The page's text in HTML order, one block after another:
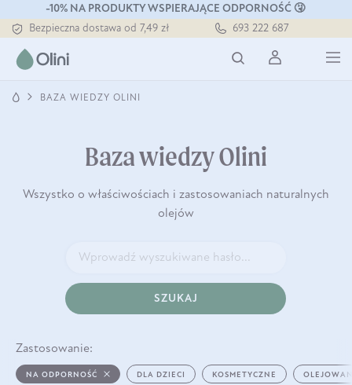
-10% NA PRODUKTY WSPIERAJĄCE ODPORNOŚĆ 🤧
Tłoczony zawsze na zimno
Bezpieczna dostawa od 7,49 zł
Tłoczony zawsze na zimno
693 222 687
BAZA WIEDZY OLINI
Baza wiedzy Olini
Wszystko o właściwościach i zastosowaniach naturalnych
olejów
SZUKAJ
Zastosowanie:
NA ODPORNOŚĆ DLA DZIECI KOSMETYCZNE